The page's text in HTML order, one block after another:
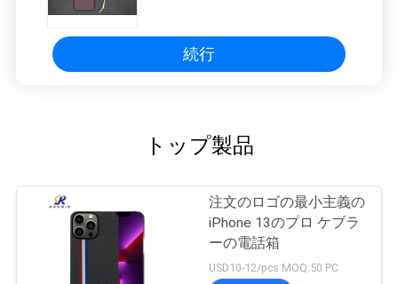
続行
トップ製品
注文のロゴの最小主義の
iPhone 13のプロ ケブラ
ーの電話箱
USD10-12/pcs MOQ:50 PC